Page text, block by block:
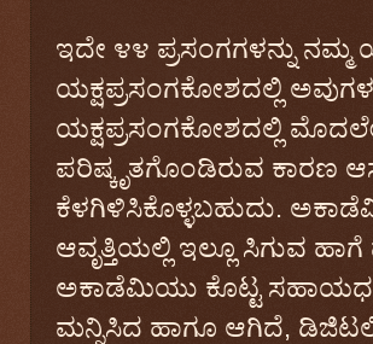
ಇದೇ ೪೪ ಪ್ರಸಂಗಗಳನ್ನು ನಮ್ಮ
ಯಕ್ಷಪ್ರಸಂಗಕೋಶದಲ್ಲಿ
ಯಕ್ಷಪ್ರಸಂಗಕೋಶದಲ್ಲಿ
ಪರಿಷ್ಕೃತಗೊಂಡಿರುವ ಕಾರಣ
ಕೆಳಗಿಳಿಸಿಕೊಳ್ಳಬಹುದು.
ಆವೃತ್ತಿಯಲ್ಲಿ ಇಲ್ಲೂ ಸಿಗುವ
ಅಕಾಡೆಮಿಯು ಕೊಟ್ಟ
ಮನ್ನಿಸಿದ ಹಾಗೂ ಆಗಿದೆ,